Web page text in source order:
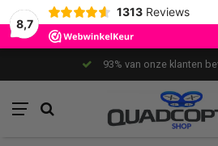
8,7
1313 Reviews
93% van onze klanten